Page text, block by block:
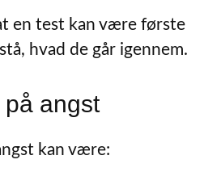
en test kan være første
hvad de går igennem.
angst
kan være: